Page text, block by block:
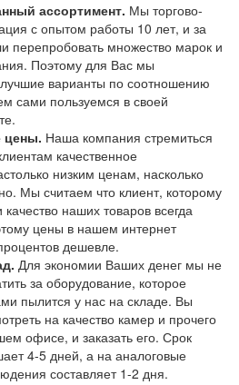
ассортимент. Мы торгово-
с опытом работы 10 лет, и за
перепробовать множество марок и
Поэтому для Вас мы
варианты по соотношению
сами пользуемся в своей
цены. Наша компания стремиться
качественное
низким ценам, насколько
Мы считаем что клиент, которому
наших товаров всегда
цены в нашем интернет
дешевле.
Для экономии Ваших денег мы не
за оборудование, которое
пылится у нас на складе. Вы
на качество камер и прочего
офисе, и заказать его. Срок
4-5 дней, а на аналоговые
составляет 1-2 дня.